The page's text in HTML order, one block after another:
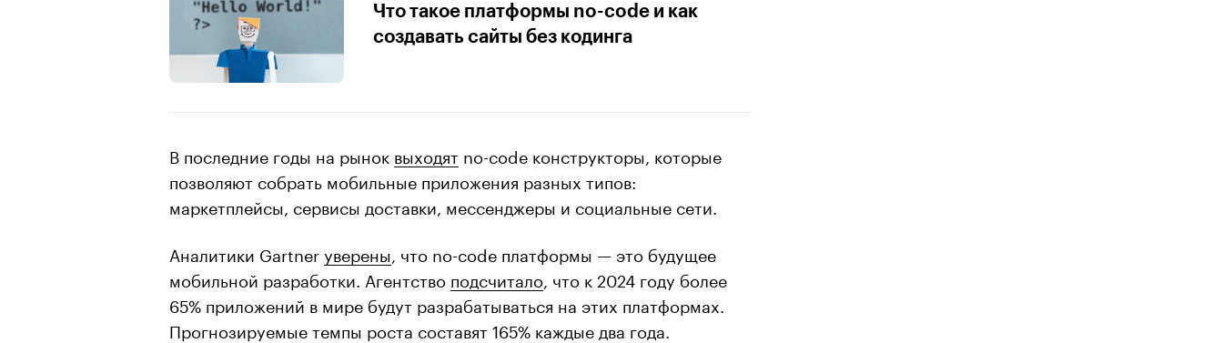
Что такое платформы no-code и как
создавать сайты без кодинга
В последние годы на рынок выходят no-code конструкторы, которые
позволяют собрать мобильные приложения разных типов:
маркетплейсы, сервисы доставки, мессенджеры и социальные сети.
Аналитики Gartnerуверены , что no-code платформы — это будущее
мобильной разработки. Агентство подсчитало , что к 2024 году более
65% приложений в мире будут разрабатываться на этих платформах.
Прогнозируемые темпы роста составят 165% каждые два года.